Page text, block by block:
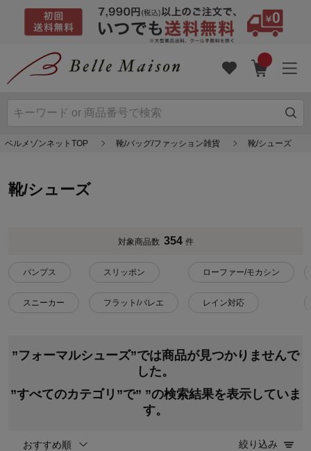
ベルメゾンネットTOP 靴/バッグ/ファッション雑貨 靴/シューズ
靴/シューズ
対象商品数 354 件
パンプス
スニーカー
スリッポン
フラット/バレエ
ローファー/モカシン
レイン対応
”フォーマルシューズ”では商品が見つかりませんで
した。
”すべてのカテゴリ”で” ”の検索結果を表示していま
す。
おすすめ順 絞り込み